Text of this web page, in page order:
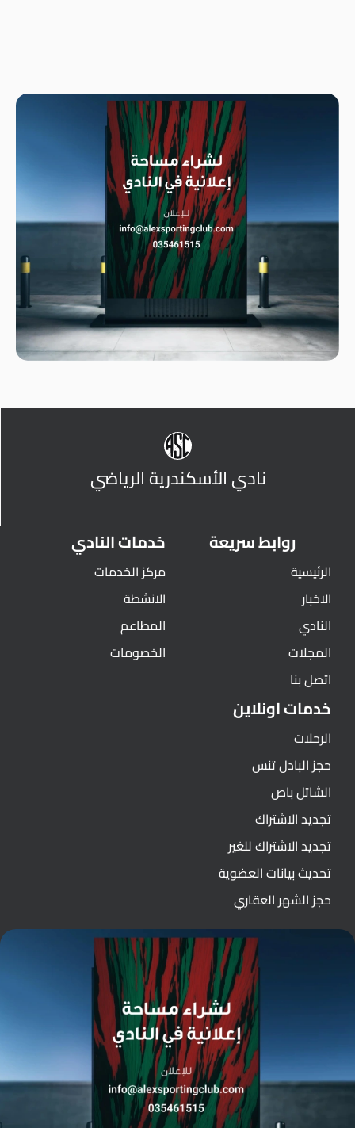
نادي الأسكندرية الرياضي
روابط سريعة
الرئيسية
الاخبار
النادي
المجلات
اتصل بنا
خدمات النادي
مركز الخدمات
الانشطة
المطاعم
الخصومات
خدمات اونلاين
الرحلات
حجز البادل تنس
الشاتل باص
تجديد الاشتراك
تجديد الاشتراك للغير
تحديث بيانات العضوية
حجز الشهر العقاري